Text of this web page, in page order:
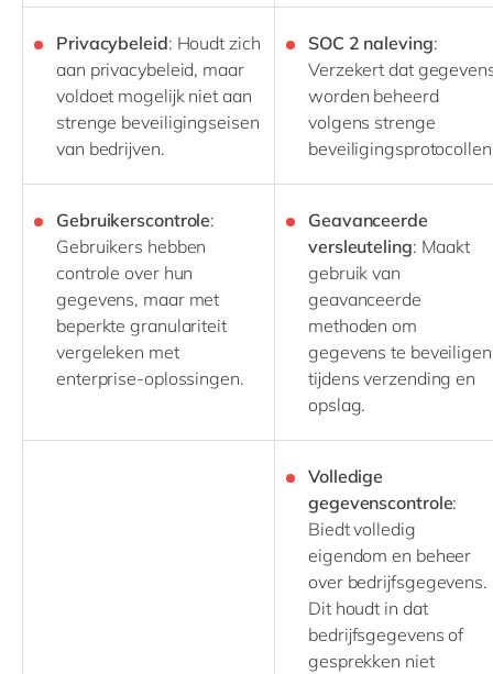
Privacybeleid: Houdt zich
aan privacybeleid, maar
voldoet mogelijk niet aan
strenge beveiligingseisen
van bedrijven.
SOC 2 naleving:
Verzekert dat
worden beheerd
volgens strenge
Gebruikerscontrole:
Gebruikers hebben
controle over hun
gegevens, maar met
beperkte granulariteit
vergeleken met
enterprise-oplossingen.
Geavanceerde
versleuteling: Maakt
gebruik van
geavanceerde
methoden om
gegevens te beveiligen
tijdens verzending en
opslag.
Volledige
gegevenscontrole:
Biedt volledig
eigendom en beheer
over bedrijfsgegevens.
Dit houdt in dat
bedrijfsgegevens of
gesprekken niet